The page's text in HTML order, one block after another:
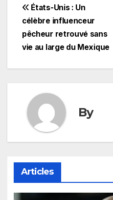
Navigation
de
l’article
États-Unis : Un
célèbre influenceur
pêcheur retrouvé sans
vie au large du Mexique
By
Articles